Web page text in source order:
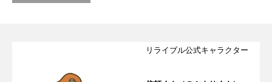
リライブル公式キャラクター